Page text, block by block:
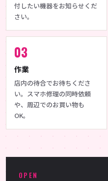
付したい機器をお知らせくだ
さい。
作業
店内の待合でお待ちくださ
い。スマホ修理の同時依頼
や、周辺でのお買い物も
OK。
OPEN